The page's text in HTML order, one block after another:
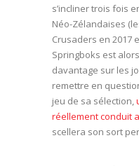
s’incliner trois fois
Néo-Zélandaises
Crusaders en 2017
Springboks est
davantage sur les
remettre en
jeu de sa sélection,
réellement conduit
scellera son sort